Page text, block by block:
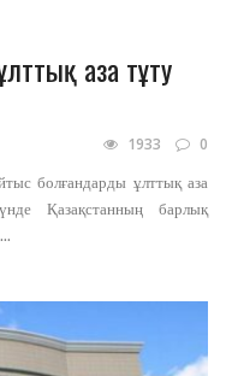
аза тұту
1933 0
болғандарды ұлттық аза
Қазақстанның барлық